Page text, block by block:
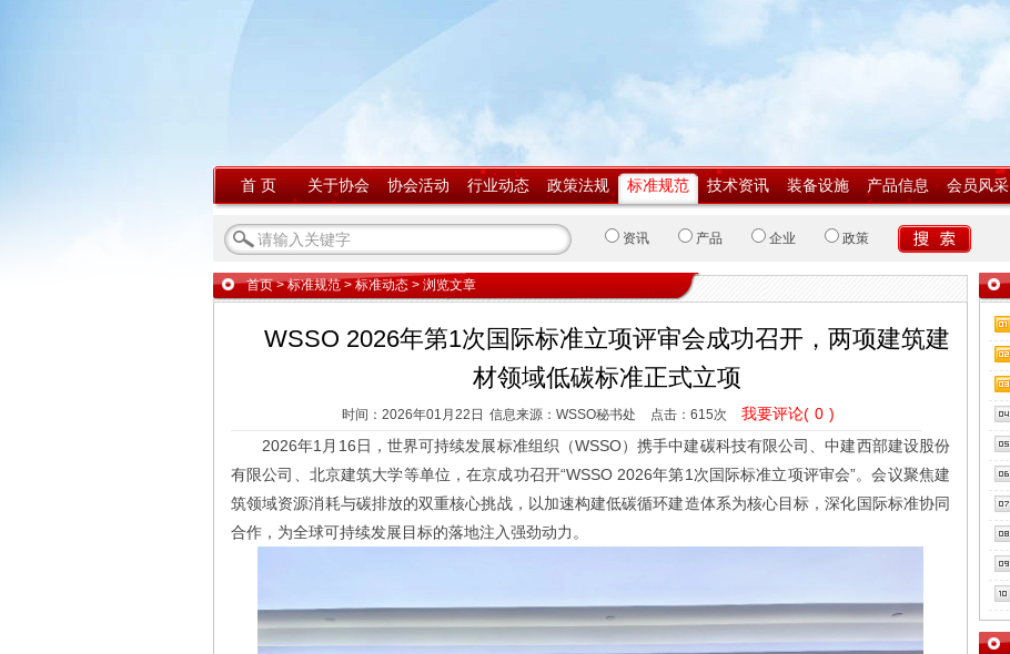
首 页 关于协会 协会活动 行业动态 政策法规 标准规范 技术资讯 装备设施 产品信息 会员风采
资讯 产品 企业 政策
首页>标准规范 > 标准动态 > 浏览文章
WSSO 2026年第1次国际标准立项评审会成功召开，两项建筑建
材领域低碳标准正式立项
时间：2026年01月22日 信息来源：WSSO秘书处 点击： 615次 我要评论( 0 )
2026年1月16日，世界可持续发展标准组织（WSSO）携手中建碳科技有限公司、中建西部建设股份
有限公司、北京建筑大学等单位，在京成功召开“WSSO 2026年第1次国际标准立项评审会”。会议聚焦建
筑领域资源消耗与碳排放的双重核心挑战，以加速构建低碳循环建造体系为核心目标，深化国际标准协同
合作，为全球可持续发展目标的落地注入强劲动力。